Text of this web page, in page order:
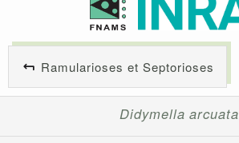
Ramularioses et Septorioses
Didymella arcuata